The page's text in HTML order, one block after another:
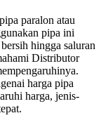
paralon atau
pipa ini
hingga saluran
Distributor
harga pipa
harga, jenis-